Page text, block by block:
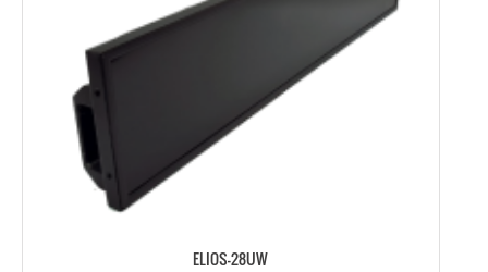
ELIOS-28UW